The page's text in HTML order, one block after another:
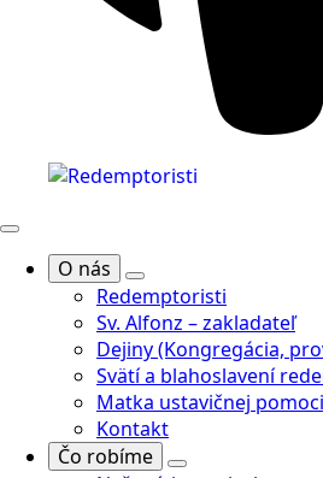
O nás
Redemptoristi
Sv. Alfonz – zakladateľ
Dejiny (Kongregácia,
Svätí a blahoslavení
Matka ustavičnej pomoci
Kontakt
Čo robíme